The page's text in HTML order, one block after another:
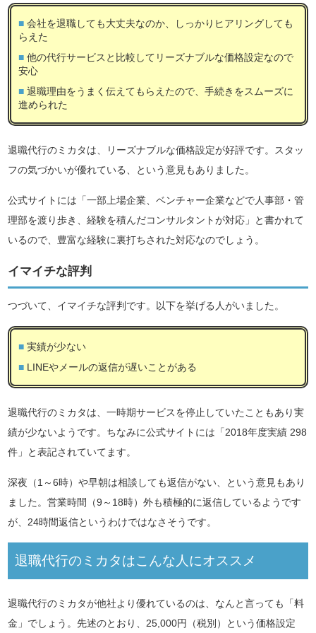
会社を退職しても大丈夫なのか、しっかりヒアリングしても
らえた
他の代行サービスと比較してリーズナブルな価格設定なので
安心
退職理由をうまく伝えてもらえたので、手続きをスムーズに
進められた
退職代行のミカタは、リーズナブルな価格設定が好評です。スタッ
フの気づかいが優れている、という意見もありました。
公式サイトには「一部上場企業、ベンチャー企業などで人事部・管
理部を渡り歩き、経験を積んだコンサルタントが対応」と書かれて
いるので、豊富な経験に裏打ちされた対応なのでしょう。
イマイチな評判
つづいて、イマイチな評判です。以下を挙げる人がいました。
実績が少ない
LINEやメールの返信が遅いことがある
退職代行のミカタは、一時期サービスを停止していたこともあり実
績が少ないようです。ちなみに公式サイトには「2018年度実績 298
件」と表記されていてます。
深夜（1～6時）や早朝は相談しても返信がない、という意見もあり
ました。営業時間（9～18時）外も積極的に返信しているようです
が、24時間返信というわけではなさそうです。
退職代行のミカタはこんな人にオススメ
退職代行のミカタが他社より優れているのは、なんと言っても「料
金」でしょう。先述のとおり、25,000円（税別）という価格設定